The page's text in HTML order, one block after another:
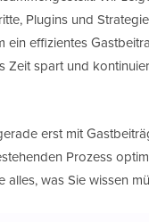
Plugins und
ein effizientes
Zeit spart und
erst mit
Prozess
alles, was Sie wissen